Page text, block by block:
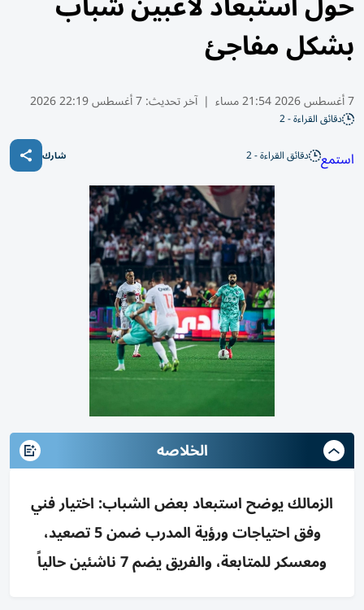
بشكل مفاجئ
7 أغسطس 2026 21:54 مساء | آخر تحديث:7 أغسطس 22:19 2026
دقائق القراءة - 2
استمع دقائق القراءة - 2 شارك
الخلاصه
الزمالك يوضح استبعاد بعض الشباب: اختيار فني
وفق احتياجات ورؤية المدرب ضمن 5 تصعيد،
ومعسكر للمتابعة، والفريق يضم 7 ناشئين حالياً